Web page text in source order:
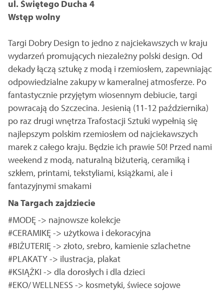
ul. Świętego Ducha 4
Wstęp wolny
Targi Dobry Design to jedno z najciekawszych w kraju
wydarzeń promujących niezależny polski design. Od
dekady łączą sztukę z modą i rzemiosłem, zapewniając
odpowiedzialne zakupy w kameralnej atmosferze. Po
fantastycznie przyjętym wiosennym debiucie, targi
powracają do Szczecina. Jesienią (11-12 października)
po raz drugi wnętrza Trafostacji Sztuki wypełnią się
najlepszym polskim rzemiosłem od najciekawszych
marek z całego kraju. Będzie ich prawie 50! Przed nami
weekend z modą, naturalną biżuterią, ceramiką i
szkłem, printami, tekstyliami, książkami, ale i
fantazyjnymi smakami
Na Targach zajdziecie
#MODĘ -> najnowsze kolekcje
#CERAMIKĘ -> użytkowa i dekoracyjna
#BIŻUTERIĘ -> złoto, srebro, kamienie szlachetne
#PLAKATY -> ilustracja, plakat
#KSIĄŻKI -> dla dorosłych i dla dzieci
#EKO/ WELLNESS -> kosmetyki, świece sojowe